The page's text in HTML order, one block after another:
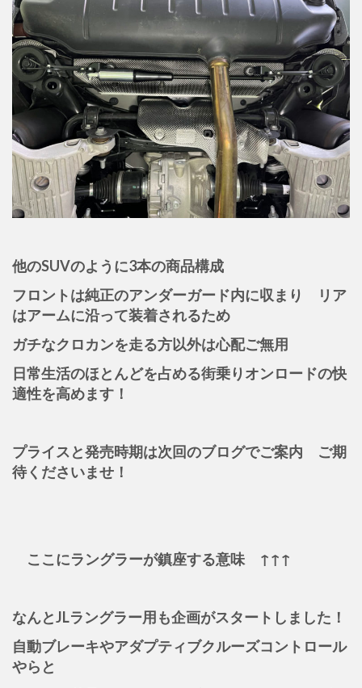
他のSUVのように3本の商品構成
フロントは純正のアンダーガード内に収まり リア
はアームに沿って装着されるため
ガチなクロカンを走る方以外は心配ご無用
日常生活のほとんどを占める街乗りオンロードの快
適性を高めます！
プライスと発売時期は次回のブログでご案内 ご期
待くださいませ！
ここにラングラーが鎮座する意味 ↑↑↑
なんとJLラングラー用も企画がスタートしました！
自動ブレーキやアダプティブクルーズコントロール
やらと